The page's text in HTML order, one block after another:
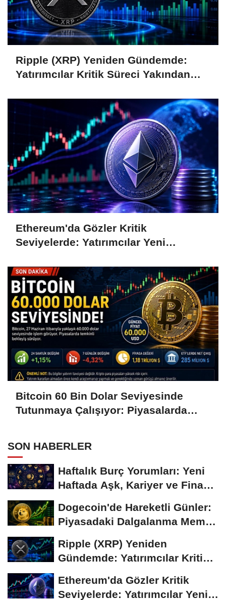
Ripple (XRP) Yeniden Gündemde:
Yatırımcılar Kritik Süreci Yakından
Ethereum'da Gözler Kritik
Seviyelerde: Yatırımcılar Yeni
Bitcoin 60 Bin Dolar Seviyesinde
Tutunmaya Çalışıyor: Piyasalarda
SON HABERLER
Haftalık Burç Yorumları: Yeni
Haftada Aşk, Kariyer ve Finans
Dogecoin'de Hareketli Günler:
Piyasadaki Dalgalanma Meme
Ripple (XRP) Yeniden
Gündemde: Yatırımcılar Kritik
Ethereum'da Gözler Kritik
Seviyelerde: Yatırımcılar Yeni